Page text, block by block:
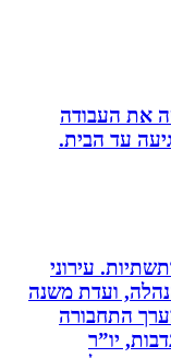
העבודה
הבית.
עירוני
ועדת משנה